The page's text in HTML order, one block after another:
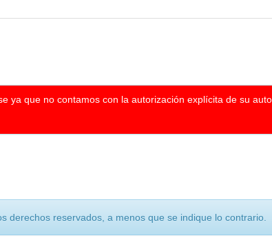
ya que no contamos con la autorización explícita de su
derechos reservados, a menos que se indique lo contrario.